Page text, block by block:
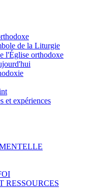
de la Liturgie
l'Église orthodoxe
et expériences
RESSOURCES